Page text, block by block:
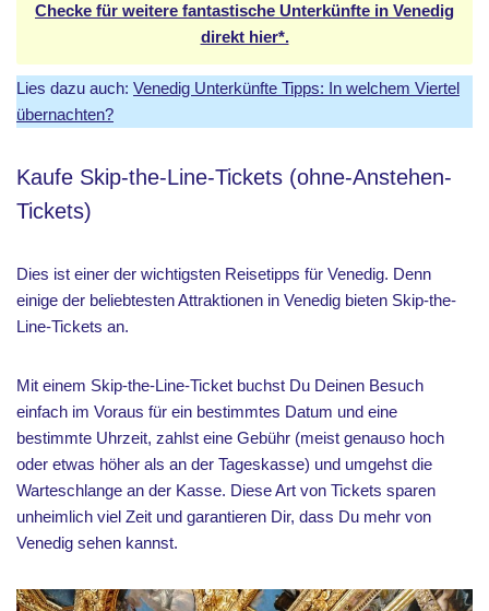
Checke für weitere fantastische Unterkünfte in Venedig
direkt hier*.
Lies dazu auch: Venedig Unterkünfte Tipps: In welchem Viertel
übernachten?
Kaufe Skip-the-Line-Tickets (ohne-Anstehen-
Tickets)
Dies ist einer der wichtigsten Reisetipps für Venedig. Denn
einige der beliebtesten Attraktionen in Venedig bieten Skip-the-
Line-Tickets an.
Mit einem Skip-the-Line-Ticket buchst Du Deinen Besuch
einfach im Voraus für ein bestimmtes Datum und eine
bestimmte Uhrzeit, zahlst eine Gebühr (meist genauso hoch
oder etwas höher als an der Tageskasse) und umgehst die
Warteschlange an der Kasse. Diese Art von Tickets sparen
unheimlich viel Zeit und garantieren Dir, dass Du mehr von
Venedig sehen kannst.